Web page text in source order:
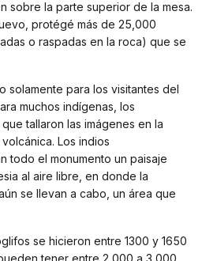
sobre la parte superior de la mesa.
protégé más de 25,000
o raspadas en la roca) que se
solamente para los visitantes del
muchos indígenas, los
tallaron las imágenes en la
Los indios
todo el monumento un paisaje
al aire libre, en donde la
se llevan a cabo, un área que
se hicieron entre 1300 y 1650